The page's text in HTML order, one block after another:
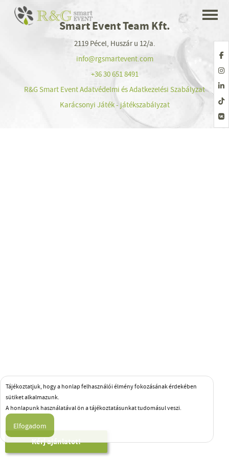
Kérj ajánlatot!
Tájékoztatjuk, hogy a honlap felhasználói élmény fokozásának érdekében
sütiket alkalmazunk.
A honlapunk használatával ön a tájékoztatásunkat tudomásul veszi.
Smart Event Team Kft.
2119 Pécel, Huszár u 12/a.
info@rgsmartevent.com
+36 30 651 8491
R&G Smart Event Adatvédelmi és Adatkezelési Szabályzat
Karácsonyi Játék - játékszabályzat